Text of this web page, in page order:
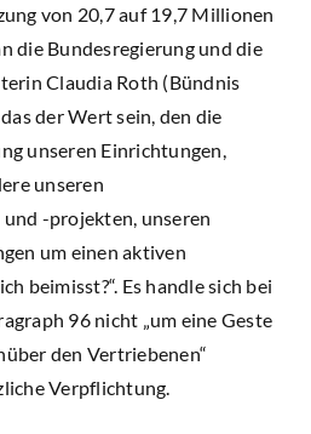
von 20,7 auf 19,7 Millionen
die Bundesregierung und die
Claudia Roth (Bündnis
der Wert sein, den die
unseren Einrichtungen,
unseren
-projekten, unseren
um einen aktiven
beimisst?“. Es handle sich bei
96 nicht „um eine Geste
den Vertriebenen“
Verpflichtung.